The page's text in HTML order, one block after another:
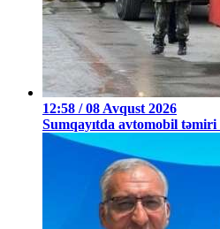
12:58 / 08 Avqust 2026
Sumqayıtda avtomobil təmiri